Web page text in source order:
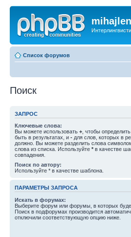
Список форумов
Поиск
ЗАПРОС
Ключевые слова:
Вы можете использовать + , чтобы
быть в результатах, и - для слов, которых в
должно. Вы можете разделить слова
слова из списка. Используйте * в качестве
совпадения.
Поиск по автору:
Используйте * в качестве шаблона.
ПАРАМЕТРЫ ЗАПРОСА
Искать в форумах:
Выберите форум или форумы, в которых
Поиск в подфорумах производится
отключили соответствующую опцию ниже.